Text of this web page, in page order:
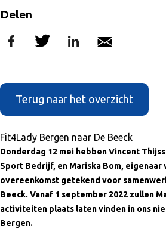
Delen
Terug naar het overzicht
Fit4Lady Bergen naar De Beeck
Donderdag 12 mei hebben Vincent
Sport Bedrijf, en Mariska Bom, eigenaar
overeenkomst getekend voor
Beeck. Vanaf 1 september 2022 zullen
activiteiten plaats laten vinden in ons
Bergen.